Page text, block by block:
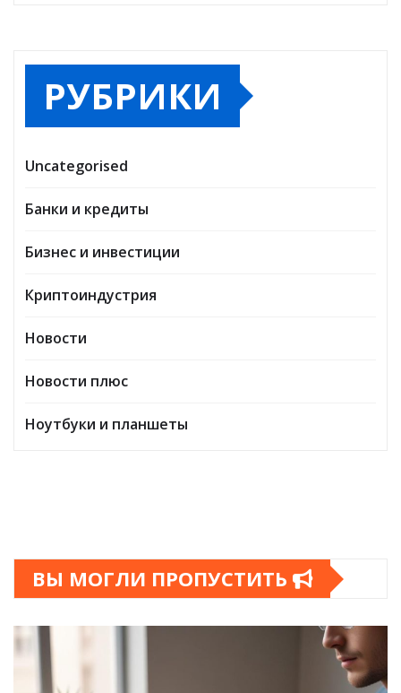
РУБРИКИ
Uncategorised
Банки и кредиты
Бизнес и инвестиции
Криптоиндустрия
Новости
Новости плюс
Ноутбуки и планшеты
ВЫ МОГЛИ ПРОПУСТИТЬ